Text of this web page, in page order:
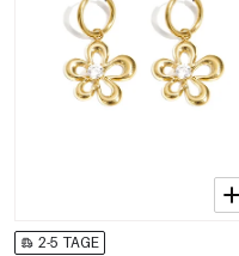
2-5 TAGE